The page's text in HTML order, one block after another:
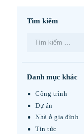
Tìm kiếm
Danh mục khác
Công trình
Dự án
Nhà ở gia đình
Tin tức